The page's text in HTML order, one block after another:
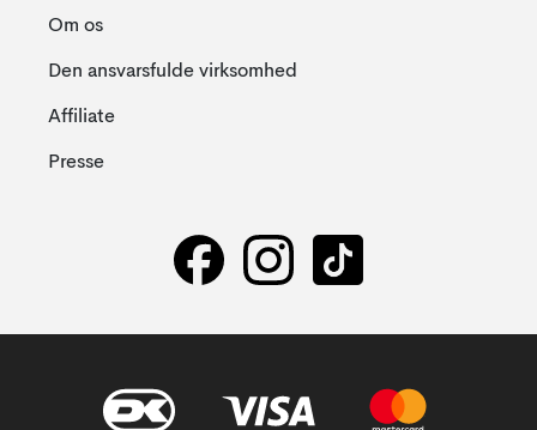
Om os
Den ansvarsfulde virksomhed
Affiliate
Presse